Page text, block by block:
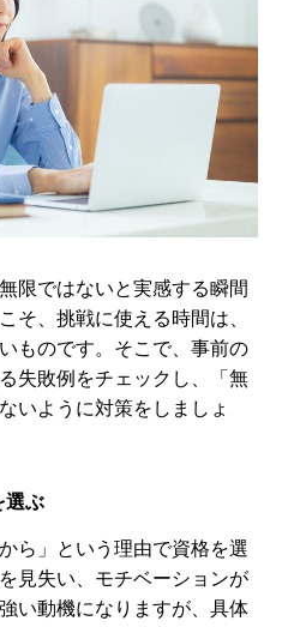
限ではないと実感する瞬間
そ、挑戦に使える時間は、
ものです。そこで、事前の
失敗例をチェックし、「無
いように対策をしましょ
ぶ
ら」という理由で資格を選
見失い、モチベーションが
い動機になりますが、具体